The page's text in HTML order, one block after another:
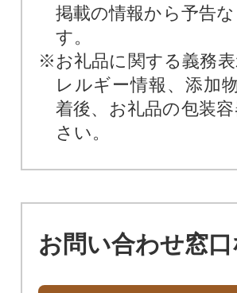
掲載の情報から予告
す。
※お礼品に関する義務
レルギー情報、添加
着後、お礼品の包装
さい。
お問い合わせ窓